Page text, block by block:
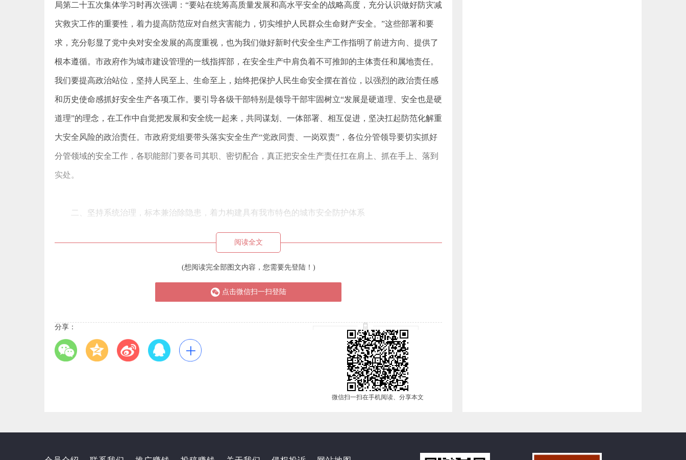
局第二十五次集体学习时再次强调：“要站在统筹高质量发展和高水平安全的战略高度，充分认识做好防灾减
灾救灾工作的重要性，着力提高防范应对自然灾害能力，切实维护人民群众生命财产安全。”这些部署和要
求，充分彰显了党中央对安全发展的高度重视，也为我们做好新时代安全生产工作指明了前进方向、提供了
根本遵循。市政府作为城市建设管理的一线指挥部，在安全生产中肩负着不可推卸的主体责任和属地责任。
我们要提高政治站位，坚持人民至上、生命至上，始终把保护人民生命安全摆在首位，以强烈的政治责任感
和历史使命感抓好安全生产各项工作。要引导各级干部特别是领导干部牢固树立“发展是硬道理、安全也是硬
道理”的理念，在工作中自觉把发展和安全统一起来，共同谋划、一体部署、相互促进，坚决扛起防范化解重
大安全风险的政治责任。市政府党组要带头落实安全生产“党政同责、一岗双责”，各位分管领导要切实抓好
分管领域的安全工作，各职能部门要各司其职、密切配合，真正把安全生产责任扛在肩上、抓在手上、落到
实处。
二、坚持系统治理，标本兼治除隐患，着力构建具有我市特色的城市安全防护体系
阅读全文
(想阅读完全部图文内容，您需要先登陆！)
点击微信扫一扫登陆
分享：
微信扫一扫在手机阅读、分享本文